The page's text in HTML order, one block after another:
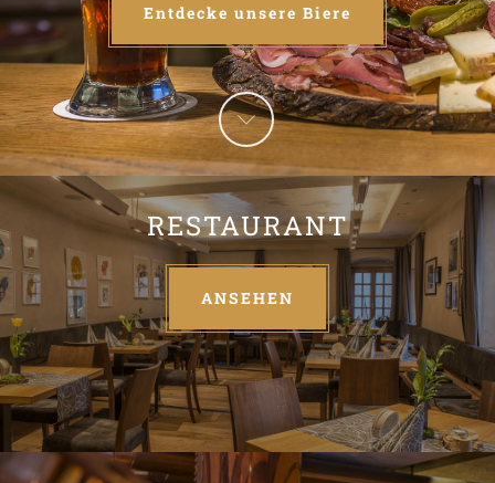
Entdecke unsere Biere
RESTAURANT
ANSEHEN